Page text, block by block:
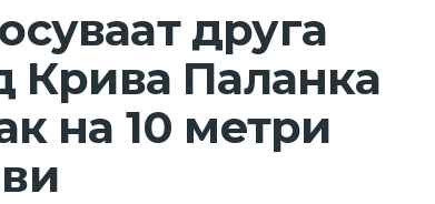
друга
Крива Паланка
на 10 метри